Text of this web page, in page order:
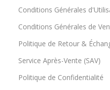
Conditions Générales
Conditions Générales de
Politique de Retour &
Service Après-Vente (SAV)
Politique de Confidentialité